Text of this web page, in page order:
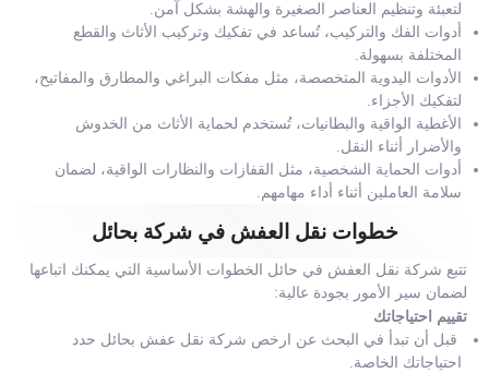
لتعبئة وتنظيم العناصر الصغيرة والهشة بشكل آمن.
أدوات الفك والتركيب، تُساعد في تفكيك وتركيب الأثاث والقطع
المختلفة بسهولة.
الأدوات اليدوية المتخصصة، مثل مفكات البراغي والمطارق والمفاتيح،
لتفكيك الأجزاء.
الأغطية الواقية والبطانيات، تُستخدم لحماية الأثاث من الخدوش
والأضرار أثناء النقل.
أدوات الحماية الشخصية، مثل القفازات والنظارات الواقية، لضمان
سلامة العاملين أثناء أداء مهامهم.
خطوات نقل العفش في شركة بحائل
تتبع شركة نقل العفش في حائل الخطوات الأساسية التي يمكنك اتباعها
لضمان سير الأمور بجودة عالية:
تقييم احتياجاتك
قبل أن تبدأ في البحث عن ارخص شركة نقل عفش بحائل حدد
احتياجاتك الخاصة.